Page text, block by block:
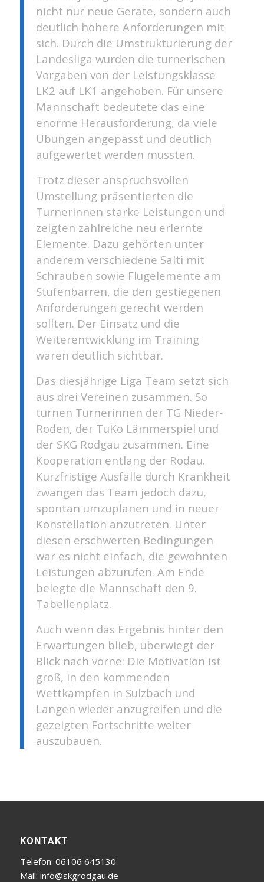
nicht nur neue Geräte, sondern auch
deutlich höhere Anforderungen mit
sich. Durch die Umstrukturierung der
Landesliga wurden die turnerischen
Vorgaben von der Leistungsklasse
LK2 auf LK1 angehoben. Für unsere
Mannschaft bedeutete das eine
enorme Herausforderung, da viele
Übungen angepasst und deutlich
aufgewertet werden mussten.
Trotz dieser anspruchsvollen
Umstellung präsentierten die
Turnerinnen starke Leistungen und
zeigten zahlreiche neu erlernte
Elemente. Dazu gehörten unter
anderem verschiedene Salti mit
Schrauben sowie Flugelemente am
Stufenbarren, die den gestiegenen
Anforderungen gerecht werden
sollten. Der Einsatz und die
Weiterentwicklung im Training
waren deutlich sichtbar.
Das diesjährige Liga Team setzt sich
aus drei Vereinen zusammen. So
turnen Turnerinnen der TG Nieder-
Roden, der TuKo Lämmerspiel und
der SKG Rodgau zusammen. Eine
Kooperation entlang der Rodau.
Kurzfristige Ausfälle durch Krankheit
zwangen das Team jedoch dazu,
spontan umzuplanen und in neuer
Konstellation anzutreten. Unter
diesen erschwerten Bedingungen
war es nicht einfach, die gewohnten
Leistungen abzurufen. Am Ende
belegte die Mannschaft den 9.
Tabellenplatz.
Auch wenn das Ergebnis hinter den
Erwartungen blieb, überwiegt der
Blick nach vorne: Die Motivation ist
groß, in den kommenden
Wettkämpfen in Sulzbach und
Langen wieder anzugreifen und die
gezeigten Fortschritte weiter
auszubauen.
KONTAKT
Telefon: 06106 645130
Mail: info@skgrodgau.de